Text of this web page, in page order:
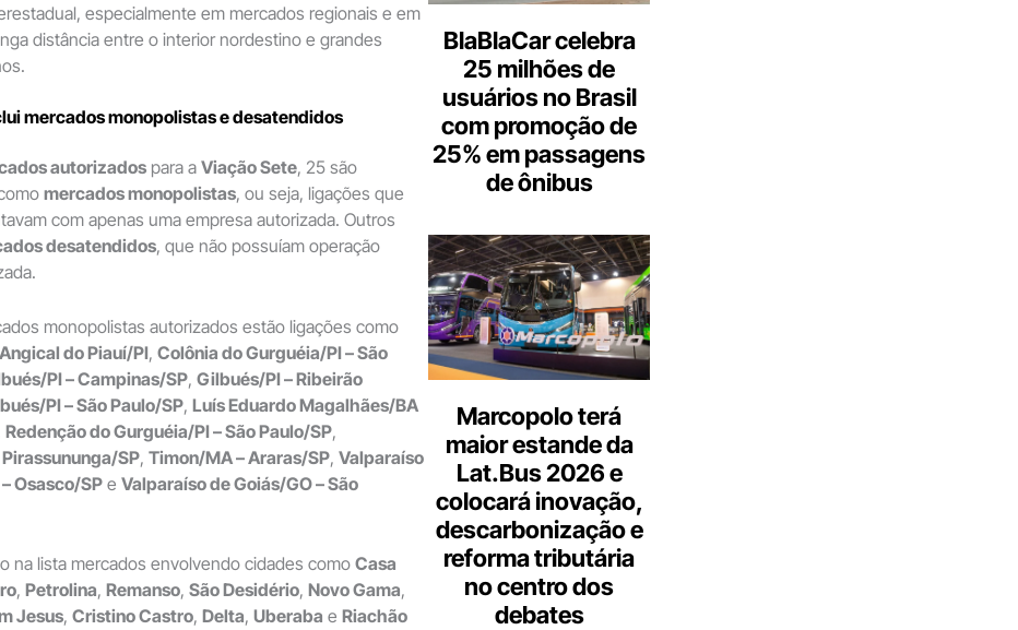
especialmente em mercados regionais e em
distância entre o interior nordestino e grandes
mercados monopolistas e desatendidos
autorizados para a Viação Sete, 25 são
mercados monopolistas, ou seja, ligações que
com apenas uma empresa autorizada. Outros
desatendidos, que não possuíam operação
monopolistas autorizados estão ligações como
do Piauí/PI, Colônia do Gurguéia/PI – São
PI – Campinas/SP, Gilbués/PI – Ribeirão
PI – São Paulo/SP, Luís Eduardo Magalhães/BA
Redenção do Gurguéia/PI – São Paulo/SP,
SP, Timon/MA – Araras/SP, Valparaíso
Osasco/SP e Valparaíso de Goiás/GO – São
na lista mercados envolvendo cidades como Casa
, Petrolina, Remanso, São Desidério, Novo Gama,
Jesus, Cristino Castro, Delta, Uberaba e Riachão
BlaBlaCar celebra
25 milhões de
usuários no Brasil
com promoção de
25% em passagens
de ônibus
Marcopolo terá
maior estande da
Lat.Bus 2026 e
colocará inovação,
descarbonização e
reforma tributária
no centro dos
debates